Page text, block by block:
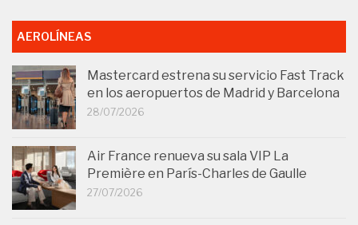
AEROLÍNEAS
Mastercard estrena su servicio Fast Track
en los aeropuertos de Madrid y Barcelona
28/07/2026
Air France renueva su sala VIP La
Première en París-Charles de Gaulle
27/07/2026